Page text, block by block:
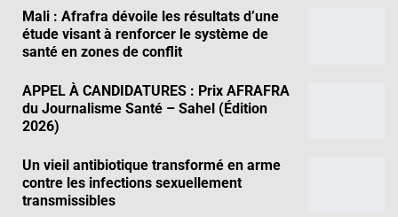
Mali : Afrafra dévoile les résultats d’une
étude visant à renforcer le système de
santé en zones de conflit
APPEL À CANDIDATURES : Prix AFRAFRA
du Journalisme Santé – Sahel (Édition
2026)
Un vieil antibiotique transformé en arme
contre les infections sexuellement
transmissibles